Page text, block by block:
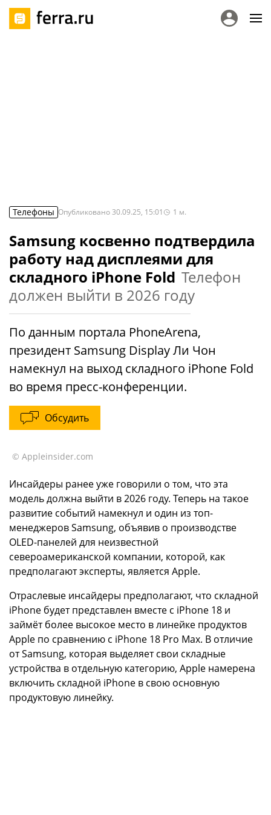
Телефоны Опубликовано30.09.25, 15:01 1 м.
Samsung косвенно подтвердила
работу над дисплеями для
складного iPhone Fold Телефон
должен выйти в 2026 году
По данным портала PhoneArena,
президент Samsung Display Ли Чон
намекнул на выход складного iPhone Fold
во время пресс-конференции.
Обсудить
© Appleinsider.com
Инсайдеры ранее уже говорили о том, что эта
модель должна выйти в 2026 году. Теперь на такое
развитие событий намекнул и один из топ-
менеджеров Samsung, объявив о производстве
OLED-панелей для неизвестной
североамериканской компании, которой, как
предполагают эксперты, является Apple.
Отраслевые инсайдеры предполагают, что складной
iPhone будет представлен вместе с iPhone 18 и
займёт более высокое место в линейке продуктов
Apple по сравнению с iPhone 18 Pro Max. В отличие
от Samsung, которая выделяет свои складные
устройства в отдельную категорию, Apple намерена
включить складной iPhone в свою основную
продуктовую линейку.